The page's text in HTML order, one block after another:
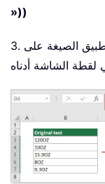
»))
3. حدد خلية النتيجة، ثم اسحبها لأسفل لتطبيق الصيغة على